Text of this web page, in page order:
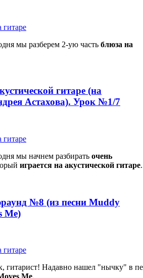
гитаре
мы разберем 2-ую часть блюза на
гитаре (на
Астахова). Урок №1/7
гитаре
мы начнем разбирать очень
играется на акустической гитаре.
№8 (из песни Muddy
Me)
гитаре
гитарист! Надавно нашел "нычку" в